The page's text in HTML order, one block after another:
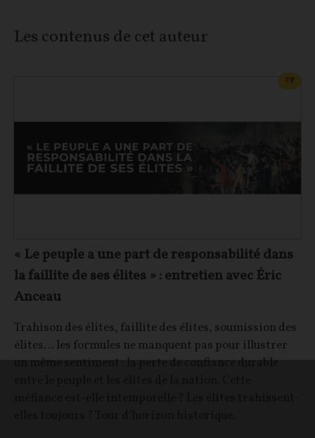
Les contenus de cet auteur
FP
« Le peuple a une part de responsabilité dans
la faillite de ses élites » : entretien avec Éric
Anceau
Trahison des élites, faillite des élites, soumission des
élites… les formules ne manquent pas pour illustrer
un même sentiment : la perte de confiance durable